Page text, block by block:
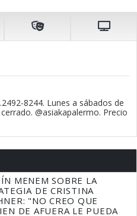
8244. Lunes a sábados de
@asiakapalermo. Precio
MENEM SOBRE LA
DE CRISTINA
"NO CREO QUE
DE AFUERA LE PUEDA